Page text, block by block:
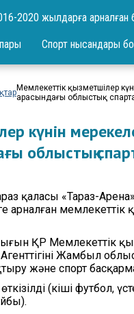
жауап
және заңды
қабылдау
және
сөз сөйлеулер
2020 жылдарға арналған
Спорт нысандары
Мемлекеттік қызметшілер
арасындағы облыстық
күнін
облыстық
қаласы «Тараз-
арналған
ҚР Мемлекеттік
Жамбыл
және спорт
(кіші футбол,